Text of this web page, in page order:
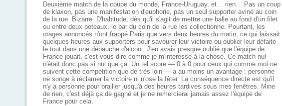
Deuxième match de la coupe du monde, France-Uruguay, et… rien… Pas un coup
de klaxon, pas une manifestation d'euphorie, pas un seul supporter aviné au coin
de la rue. Bizarre. D'habitude, dès qu'il s'agit de mettre une balle au fond d'un filet
ou entre deux poteaux, le bar du coin de la rue les collectionne. Pourtant, les
orages annoncés n'ont frappé Paris que vers deux heures du matin, ce qui laissait
quelques heures aux supporters pour savourer leur victoire ou oublier leur défaite
le tout dans une débauche d'alcool. J'en avais presque oublié que l'équipe de
France jouait, c'est vous dire comme je m'intéresse à la chose. Ce match nul
n'était donc pas si nul que ça. Un tel score — 0 à 0 pour ceux qui comme moi ne
suivent cette compétition que de très loin — a au moins un avantage : personne
ne songe à réclamer la victoire ni n'ose la fêter. La conséquence directe est qu'il
n'y a personne pour brailler jusqu'à des heures tardives sous mes fenêtres. Mine
de rien, c'est déjà ça de gagné et je ne remercierai jamais assez l'équipe de
France pour cela.